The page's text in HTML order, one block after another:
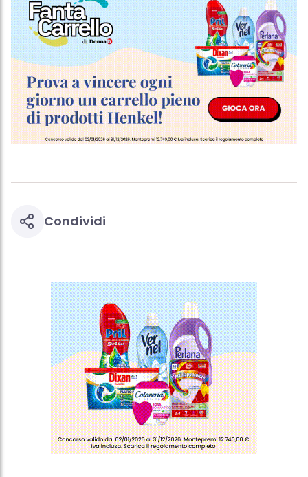
Condividi
più degli scopi sopra menzionati. Cliccando su "Accetta tutto",
acconsenti all'uso dei cookie e al trattamento dei tuoi dati
personali per tutte le finalità sopra indicate. Se fai clic su "Rifiuta",
verranno utilizzati solo i cookie tecnicamente necessari per fornirti
questo sito web.